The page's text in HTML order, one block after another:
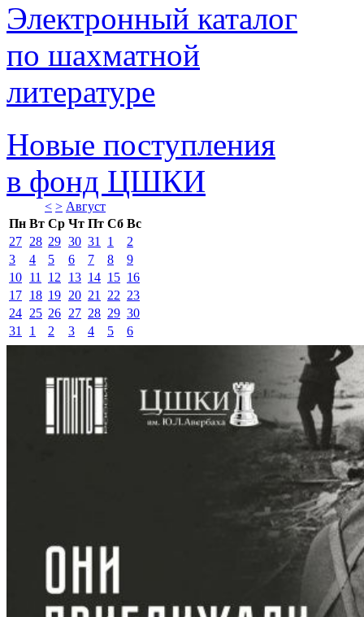
Электронный каталог
по шахматной
литературе
Новые поступления
в фонд ЦШКИ
< > Август
Пн Вт Ср Чт Пт Сб Вс
27 28 29 30 31 1
2
3
4 5 6 7 8
9
10 11 12 13 14 15 16
17 18 19 20 21 22 23
24 25 26 27 28 29 30
31
1 2 3 4 5 6